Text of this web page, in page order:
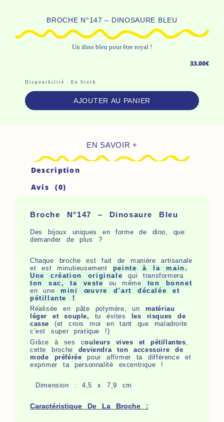
BROCHE N°147 – DINOSAURE BLEU
Un dino bleu pour être royal !
33.00€
Disponibilité : En Stock
Quantité
De
Broche
Bleu
AJOUTER AU PANIER
EN SAVOIR +
Description
Avis (0)
Broche N°147 – Dinosaure Bleu
Des bijoux uniques en forme de dino, que
demander de plus ?
Chaque broche est fait de manière artisanale
et est minutieusement peinte à la main.
Une création originale qui transformera
ton sac, ta veste
ou même ton bonnet
en une mini œuvre d’art décalée et
pétillante !
Réalisée en pâte polymère, un matériau
léger et souple,
tu évites
les risques de
casse (et crois moi en tant que maladroite
c’est super pratique !)
Grâce à ses couleurs vives et pétillantes
cette broche deviendra ton accessoire de
mode préférée pour affirmer ta différence et
exprimer ta personnalité excentrique !
Dimension : 4,5 x 7,9 cm
Caractéristique De La Broche :